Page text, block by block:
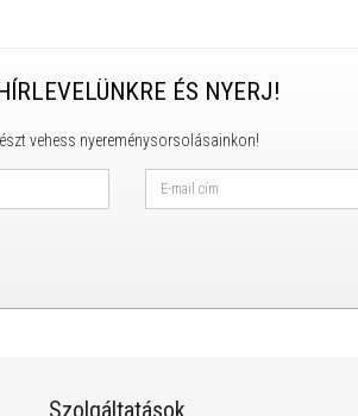
ÉS NYERJ!
vehess nyereménysorsolásainkon!